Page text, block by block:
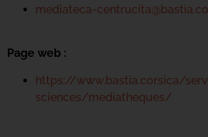
mediateca-
Page web :
https://www.bastia.corsica/
sciences/mediatheques/